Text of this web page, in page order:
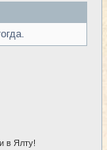
в Ялту!